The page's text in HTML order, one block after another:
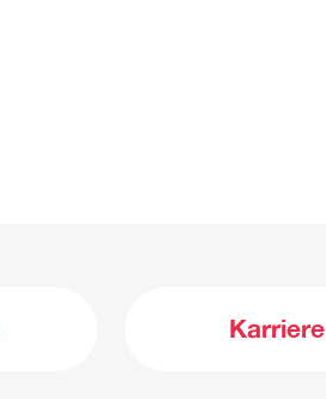
Karriere